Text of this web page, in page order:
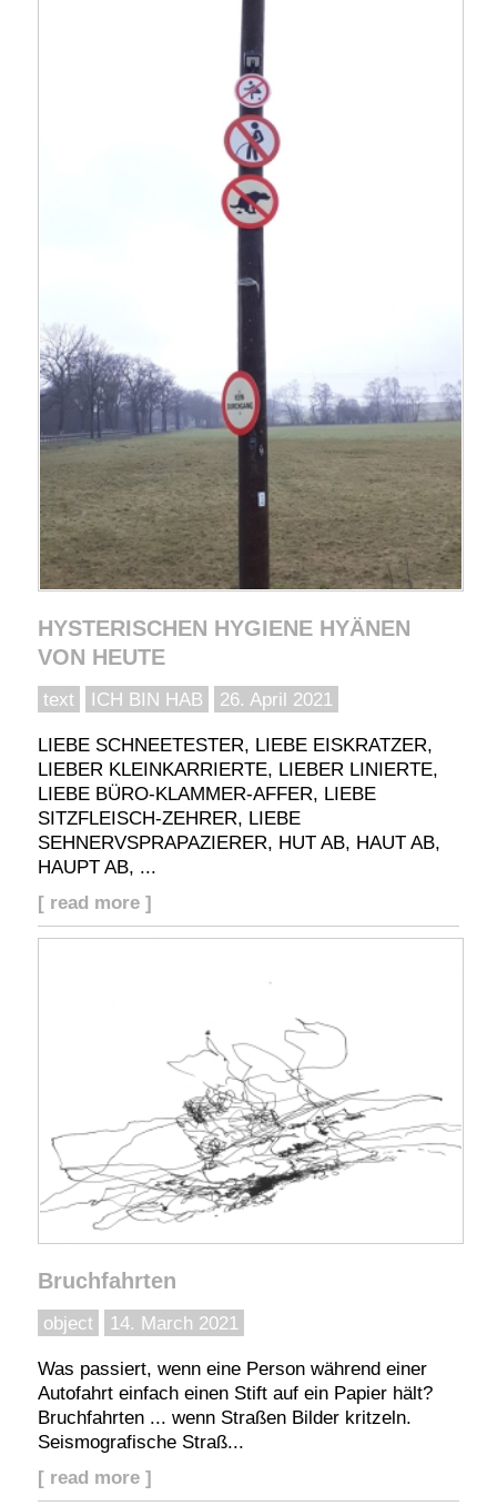
HYSTERISCHEN HYGIENE HYÄNEN
VON HEUTE
text ICH BIN HAB 26. April 2021
LIEBE SCHNEETESTER, LIEBE EISKRATZER,
LIEBER KLEINKARRIERTE, LIEBER LINIERTE,
LIEBE BÜRO-KLAMMER-AFFER, LIEBE
SITZFLEISCH-ZEHRER, LIEBE
SEHNERVSPRAPAZIERER, HUT AB, HAUT AB,
HAUPT AB, ...
[ read more ]
Bruchfahrten
object 14. March 2021
Was passiert, wenn eine Person während einer
Autofahrt einfach einen Stift auf ein Papier hält?
Bruchfahrten ... wenn Straßen Bilder kritzeln.
Seismografische Straß...
[ read more ]